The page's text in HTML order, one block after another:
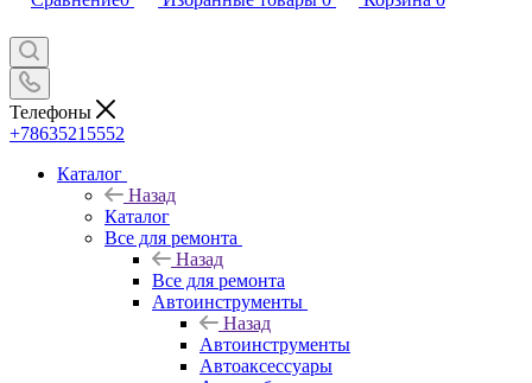
Телефоны
+78635215552
Каталог
Назад
Каталог
Все для ремонта
Назад
Все для ремонта
Автоинструменты
Назад
Автоинструменты
Автоаксессуары